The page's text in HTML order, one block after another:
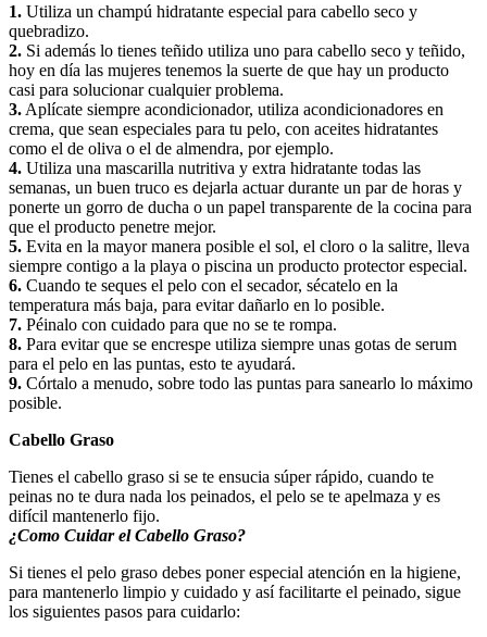
1. Utiliza un champú hidratante especial para cabello seco y
quebradizo.
2. Si además lo tienes teñido utiliza uno para cabello seco y teñido,
hoy en día las mujeres tenemos la suerte de que hay un producto
casi para solucionar cualquier problema.
3. Aplícate siempre acondicionador, utiliza acondicionadores en
crema, que sean especiales para tu pelo, con aceites hidratantes
como el de oliva o el de almendra, por ejemplo.
4. Utiliza una mascarilla nutritiva y extra hidratante todas las
semanas, un buen truco es dejarla actuar durante un par de horas y
ponerte un gorro de ducha o un papel transparente de la cocina para
que el producto penetre mejor.
5. Evita en la mayor manera posible el sol, el cloro o la salitre, lleva
siempre contigo a la playa o piscina un producto protector especial.
6. Cuando te seques el pelo con el secador, sécatelo en la
temperatura más baja, para evitar dañarlo en lo posible.
7. Péinalo con cuidado para que no se te rompa.
8. Para evitar que se encrespe utiliza siempre unas gotas de serum
para el pelo en las puntas, esto te ayudará.
9. Córtalo a menudo, sobre todo las puntas para sanearlo lo máximo
posible.
Cabello Graso
Tienes el cabello graso si se te ensucia súper rápido, cuando te
peinas no te dura nada los peinados, el pelo se te apelmaza y es
difícil mantenerlo fijo.
¿Como Cuidar el Cabello Graso?
Si tienes el pelo graso debes poner especial atención en la higiene,
para mantenerlo limpio y cuidado y así facilitarte el peinado, sigue
los siguientes pasos para cuidarlo: